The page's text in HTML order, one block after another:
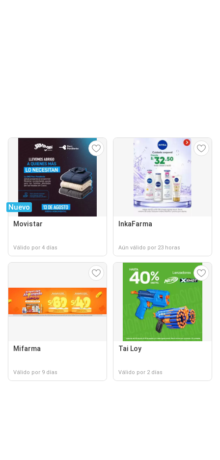
Nuevo
Movistar
Válido por 4 días
InkaFarma
Aún válido por 23 horas
Mifarma
Válido por 9 días
Tai Loy
Válido por 2 días